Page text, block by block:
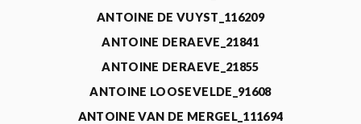
ANTOINE DE VUYST_116209
ANTOINE DERAEVE_21841
ANTOINE DERAEVE_21855
ANTOINE LOOSEVELDE_91608
ANTOINE VAN DE MERGEL_111694